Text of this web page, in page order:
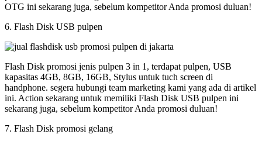
OTG ini sekarang juga, sebelum kompetitor Anda promosi duluan!
6. Flash Disk USB pulpen
Flash Disk promosi jenis pulpen 3 in 1, terdapat pulpen, USB
kapasitas 4GB, 8GB, 16GB, Stylus untuk tuch screen di
handphone. segera hubungi team marketing kami yang ada di artikel
ini. Action sekarang untuk memiliki Flash Disk USB pulpen ini
sekarang juga, sebelum kompetitor Anda promosi duluan!
7. Flash Disk promosi gelang